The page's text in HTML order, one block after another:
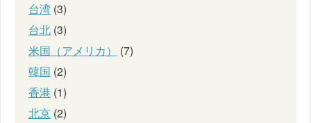
台湾 (3)
台北 (3)
米国（アメリカ）
(7)
韓国 (2)
香港 (1)
北京 (2)